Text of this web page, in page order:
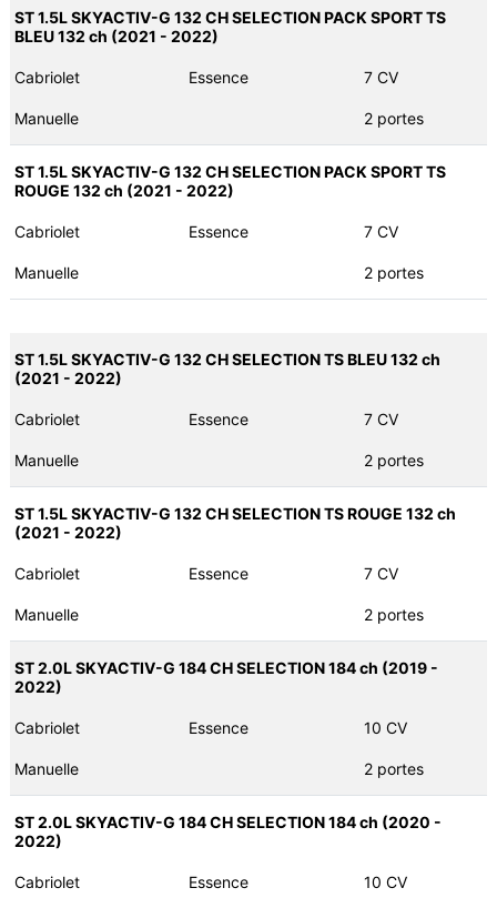
ST 1.5L SKYACTIV-G 132 CH SELECTION PACK SPORT TS
BLEU 132 ch (2021 - 2022)
Cabriolet Essence 7 CV
Manuelle 2 portes
ST 1.5L SKYACTIV-G 132 CH SELECTION PACK SPORT TS
ROUGE 132 ch (2021 - 2022)
Cabriolet Essence 7 CV
Manuelle 2 portes
ST 1.5L SKYACTIV-G 132 CH SELECTION TS BLEU 132 ch
(2021 - 2022)
Cabriolet Essence 7 CV
Manuelle 2 portes
ST 1.5L SKYACTIV-G 132 CH SELECTION TS ROUGE 132 ch
(2021 - 2022)
Cabriolet Essence 7 CV
Manuelle 2 portes
ST 2.0L SKYACTIV-G 184 CH SELECTION 184 ch (2019 -
2022)
Cabriolet Essence 10 CV
Manuelle 2 portes
ST 2.0L SKYACTIV-G 184 CH SELECTION 184 ch (2020 -
2022)
Cabriolet Essence 10 CV